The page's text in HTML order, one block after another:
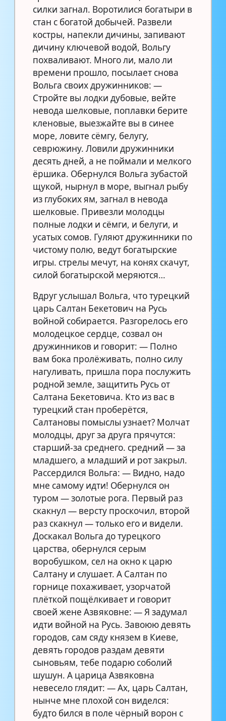
силки загнал. Воротилися богатыри в
стан с богатой добычей. Развели
костры, напекли дичины, запивают
дичину ключевой водой, Вольгу
похваливают. Много ли, мало ли
времени прошло, посылает снова
Вольга своих дружинников: —
Стройте вы лодки дубовые, вейте
невода шелковые, поплавки берите
кленовые, выезжайте вы в синее
море, ловите сёмгу, белугу,
севрюжину. Ловили дружинники
десять дней, а не поймали и мелкого
ёршика. Обернулся Вольга зубастой
щукой, нырнул в море, выгнал рыбу
из глубоких ям, загнал в невода
шелковые. Привезли молодцы
полные лодки и сёмги, и белуги, и
усатых сомов. Гуляют дружинники по
чистому полю, ведут богатырские
игры. стрелы мечут, на конях скачут,
силой богатырской меряются…
Вдруг услышал Вольга, что турецкий
царь Салтан Бекетович на Русь
войной собирается. Разгорелось его
молодецкое сердце, созвал он
дружинников и говорит: — Полно
вам бока пролёживать, полно силу
нагуливать, пришла пора послужить
родной земле, защитить Русь от
Салтана Бекетовича. Кто из вас в
турецкий стан проберётся,
Салтановы помыслы узнает? Молчат
молодцы, друг за друга прячутся:
старший-за среднего. средний — за
младшего, а младший и рот закрыл.
Рассердился Вольга: — Видно, надо
мне самому идти! Обернулся он
туром — золотые рога. Первый раз
скакнул — версту проскочил, второй
раз скакнул — только его и видели.
Доскакал Вольга до турецкого
царства, обернулся серым
воробушком, сел на окно к царю
Салтану и слушает. А Салтан по
горнице похаживает, узорчатой
плёткой пощёлкивает и говорит
своей жене Азвяковне: — Я задумал
идти войной на Русь. Завоюю девять
городов, сам сяду князем в Киеве,
девять городов раздам девяти
сыновьям, тебе подарю соболий
шушун. А царица Азвяковна
невесело глядит: — Ах, царь Салтан,
нынче мне плохой сон виделся:
будто бился в поле чёрный ворон с